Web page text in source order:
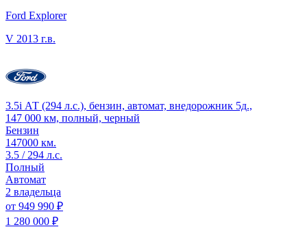
Ford Explorer
V 2013 г.в.
3.5i АТ (294 л.с.), бензин, автомат, внедорожник 5д.,
147 000 км, полный, черный
Бензин
147000 км.
3.5 / 294 л.с.
Полный
Автомат
2 владельца
от 949 990 ₽
1 280 000 ₽